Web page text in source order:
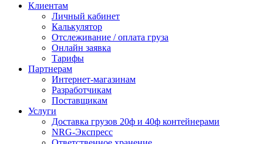
Клиентам
Личный кабинет
Калькулятор
Отслеживание / оплата груза
Онлайн заявка
Тарифы
Партнерам
Интернет-магазинам
Разработчикам
Поставщикам
Услуги
Доставка грузов 20ф и 40ф контейнерами
NRG-Экспресс